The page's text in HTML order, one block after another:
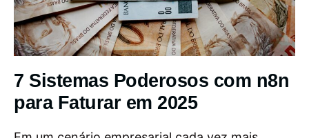
7 Sistemas Poderosos com n8n
para Faturar em 2025